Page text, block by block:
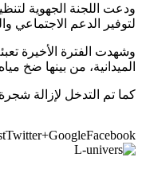
ودعت اللجنة الجهوية
لتوفير الدعم الاجتماعي
وشهدت الفترة الأخيرة
الميدانية، من بينها ضخ
كما تم التدخل لإزالة
Facebook
Google+
Twitter